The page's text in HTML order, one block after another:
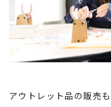
アウトレット品の販売